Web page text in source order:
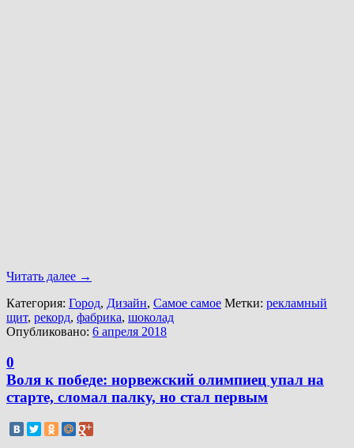
Читать далее →
Категория: Город, Дизайн, Самое самое Метки: рекламный
щит, рекорд, фабрика, шоколад
Опубликовано: 6 апреля 2018
0
Воля к победе: норвежский олимпиец упал на
старте, сломал палку, но стал первым